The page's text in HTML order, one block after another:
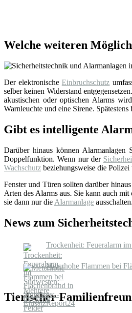
Welche weiteren
Der elektronischeEinbruchschutz
selber keinen Widerstand
akustischen oder optischen Alarms
Warnleuchte und eine Sirene.
Gibt es intelligente
Darüber hinaus können Alarmanlagen
Doppelfunktion. Wenn nur der
Wachschutz beziehungsweise die
Fenster und Türen sollten darüber
Arten des Alarms aus. Sie kann auch mit
sie dann nur die Alarmanlage
News zum
Trockenheit: Feueralarm
Meterhohe Flammen bei
Tierischer